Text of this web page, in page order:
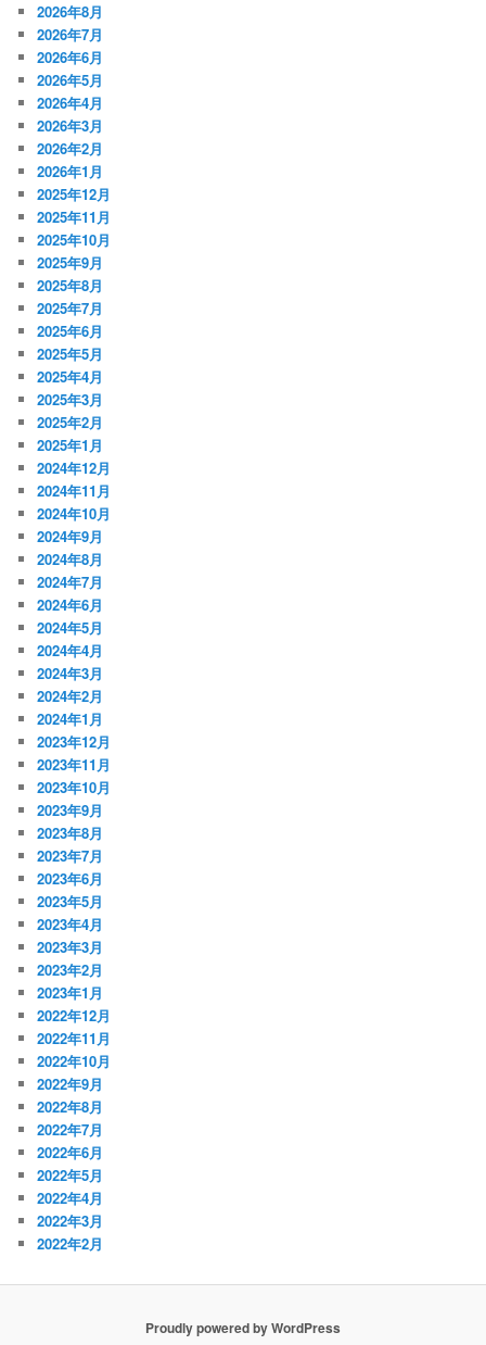
2026年8月
2026年7月
2026年6月
2026年5月
2026年4月
2026年3月
2026年2月
2026年1月
2025年12月
2025年11月
2025年10月
2025年9月
2025年8月
2025年7月
2025年6月
2025年5月
2025年4月
2025年3月
2025年2月
2025年1月
2024年12月
2024年11月
2024年10月
2024年9月
2024年8月
2024年7月
2024年6月
2024年5月
2024年4月
2024年3月
2024年2月
2024年1月
2023年12月
2023年11月
2023年10月
2023年9月
2023年8月
2023年7月
2023年6月
2023年5月
2023年4月
2023年3月
2023年2月
2023年1月
2022年12月
2022年11月
2022年10月
2022年9月
2022年8月
2022年7月
2022年6月
2022年5月
2022年4月
2022年3月
2022年2月
Proudly powered by WordPress